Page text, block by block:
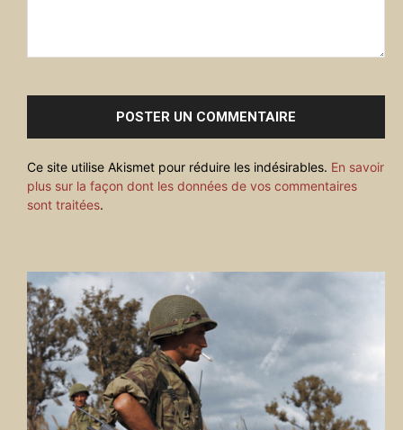
Ce site utilise Akismet pour réduire les indésirables. En savoir
plus sur la façon dont les données de vos commentaires
sont traitées.